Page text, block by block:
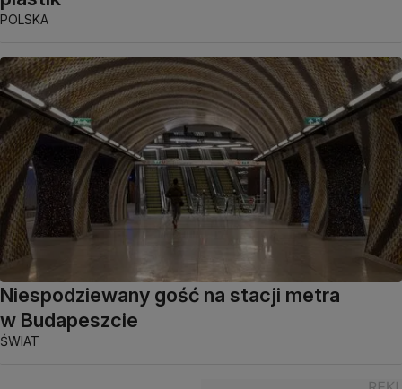
POLSKA
Niespodziewany gość na stacji metra
w Budapeszcie
ŚWIAT